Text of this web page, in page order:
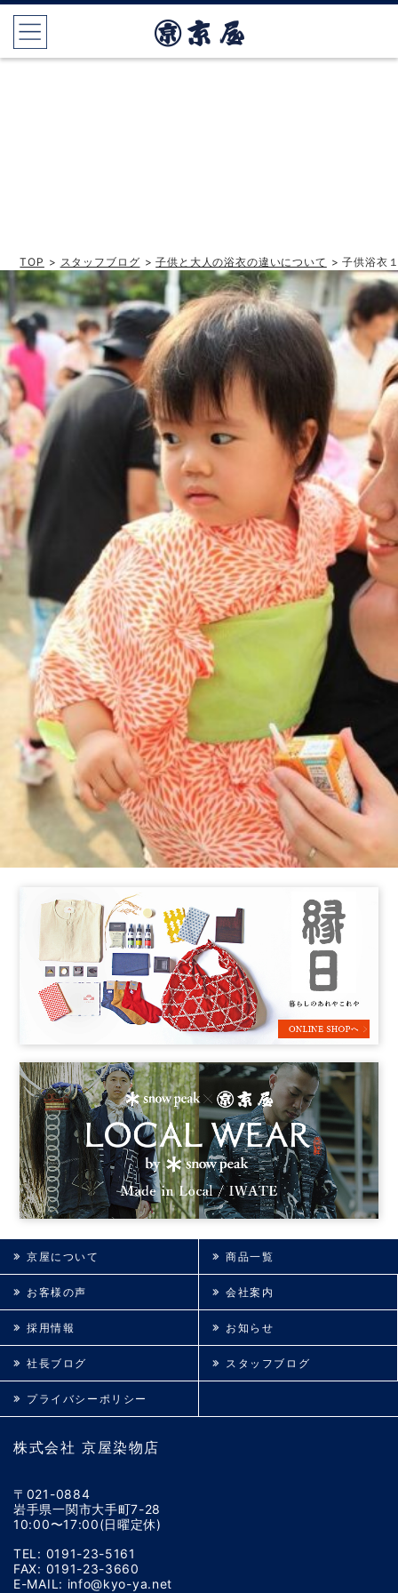
TOP > スタッフブログ >子供と大人の浴衣の違いについて > 子供浴衣
株式会社 京屋染物店
〒021-0884
岩手県一関市大手町7-28
10:00〜17:00(日曜定休)
TEL: 0191-23-5161
FAX: 0191-23-3660
E-MAIL: info@kyo-ya.net
京屋について 商品一覧
お客様の声 会社案内
採用情報 お知らせ
社長ブログ スタッフブログ
プライバシーポリシー